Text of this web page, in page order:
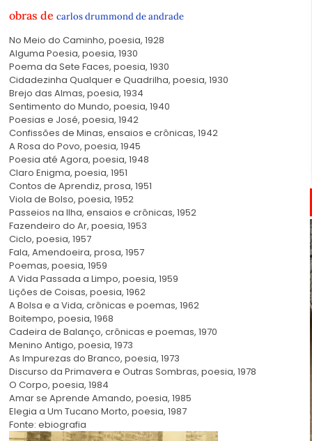
obras de carlos drummond de andrade
No Meio do Caminho, poesia, 1928
Alguma Poesia, poesia, 1930
Poema da Sete Faces, poesia, 1930
Cidadezinha Qualquer e Quadrilha, poesia, 1930
Brejo das Almas, poesia, 1934
Sentimento do Mundo, poesia, 1940
Poesias e José, poesia, 1942
Confissões de Minas, ensaios e crônicas, 1942
A Rosa do Povo, poesia, 1945
Poesia até Agora, poesia, 1948
Claro Enigma, poesia, 1951
Contos de Aprendiz, prosa, 1951
Viola de Bolso, poesia, 1952
Passeios na Ilha, ensaios e crônicas, 1952
Fazendeiro do Ar, poesia, 1953
Ciclo, poesia, 1957
Fala, Amendoeira, prosa, 1957
Poemas, poesia, 1959
A Vida Passada a Limpo, poesia, 1959
Lições de Coisas, poesia, 1962
A Bolsa e a Vida, crônicas e poemas, 1962
Boitempo, poesia, 1968
Cadeira de Balanço, crônicas e poemas, 1970
Menino Antigo, poesia, 1973
As Impurezas do Branco, poesia, 1973
Discurso da Primavera e Outras Sombras, poesia, 1978
O Corpo, poesia, 1984
Amar se Aprende Amando, poesia, 1985
Elegia a Um Tucano Morto, poesia, 1987
Fonte: ebiografia